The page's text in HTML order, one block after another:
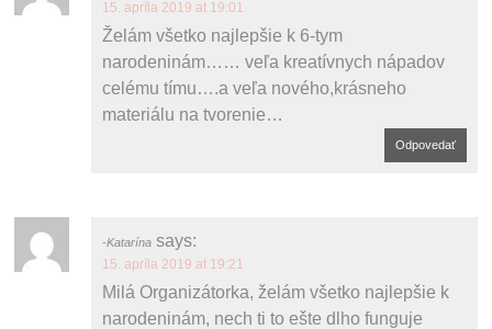
15. apríla 2019 at 19:01
Želám všetko najlepšie k 6-tym
narodeninám…… veľa kreatívnych nápadov
celému tímu….a veľa nového,krásneho
materiálu na tvorenie…
Odpovedať
Katarína says:
15. apríla 2019 at 19:21
Milá Organizátorka, želám všetko najlepšie k
narodeninám, nech ti to ešte dlho funguje